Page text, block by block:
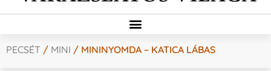
PECSÉT / MINI / MININYOMDA – KATICA LÁBAS